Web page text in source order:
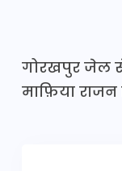
गोरखपुर जेल
माफ़िया राजन